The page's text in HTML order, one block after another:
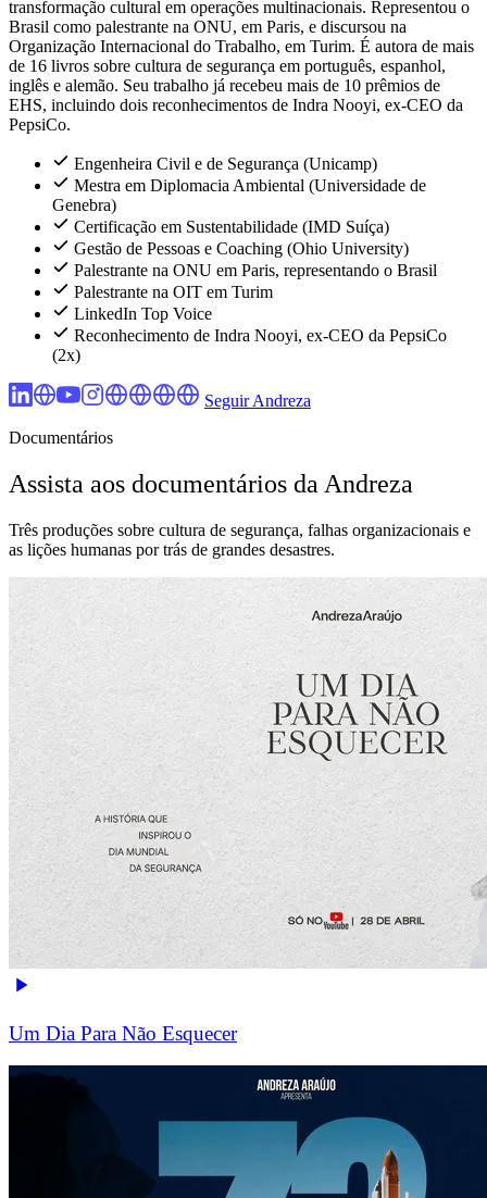
transformação cultural em operações multinacionais. Representou o
Brasil como palestrante na ONU, em Paris, e discursou na
Organização Internacional do Trabalho, em Turim. É autora de mais
de 16 livros sobre cultura de segurança em português, espanhol,
inglês e alemão. Seu trabalho já recebeu mais de 10 prêmios de
EHS, incluindo dois reconhecimentos de Indra Nooyi, ex-CEO da
PepsiCo.
Engenheira Civil e de Segurança (Unicamp)
Mestra em Diplomacia Ambiental (Universidade de
Genebra)
Certificação em Sustentabilidade (IMD Suíça)
Gestão de Pessoas e Coaching (Ohio University)
Palestrante na ONU em Paris, representando o Brasil
Palestrante na OIT em Turim
LinkedIn Top Voice
Reconhecimento de Indra Nooyi, ex-CEO da PepsiCo
(2x)
Seguir Andreza
Documentários
Assista aos documentários da Andreza
Três produções sobre cultura de segurança, falhas organizacionais e
as lições humanas por trás de grandes desastres.
Um Dia Para Não Esquecer